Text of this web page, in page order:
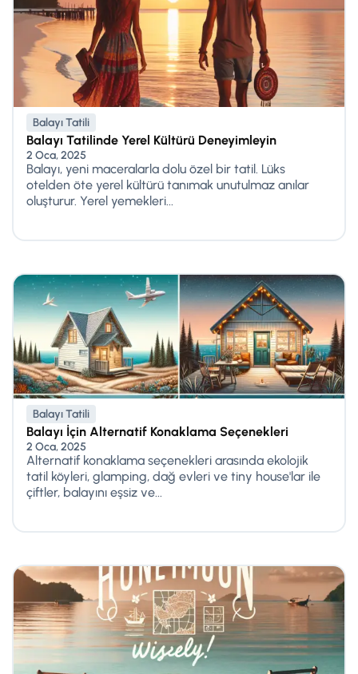
Balayı Tatili
Balayı Tatilinde Yerel Kültürü Deneyimleyin
2 Oca, 2025
Balayı, yeni maceralarla dolu özel bir tatil. Lüks
otelden öte yerel kültürü tanımak unutulmaz anılar
oluşturur. Yerel yemekleri...
Balayı Tatili
Balayı İçin Alternatif Konaklama Seçenekleri
2 Oca, 2025
Alternatif konaklama seçenekleri arasında ekolojik
tatil köyleri, glamping, dağ evleri ve tiny house'lar ile
çiftler, balayını eşsiz ve...